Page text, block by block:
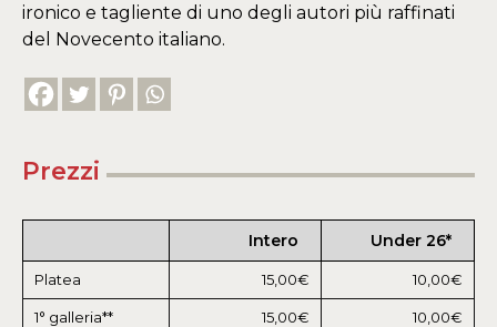
ironico e tagliente di uno degli autori più raffinati
del Novecento italiano.
Prezzi
Intero Under 26*
Platea 15,00€ 10,00€
1° galleria** 15,00€ 10,00€